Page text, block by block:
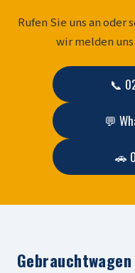
Rufen Sie uns an oder
wir melden
📞
💬
🚗